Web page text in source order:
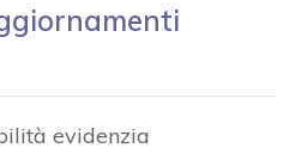
evidenzia